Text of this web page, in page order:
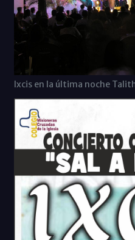
Ixcis en la última noche